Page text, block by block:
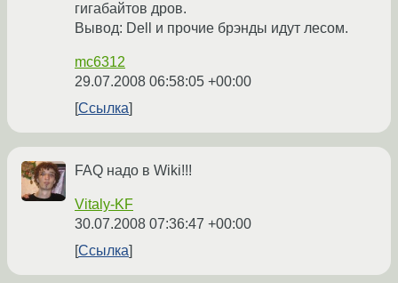
гигабайтов дров.
Вывод: Dell и прочие брэнды идут лесом.
mc6312
29.07.2008 06:58:05 +00:00
Ссылка
FAQ надо в Wiki!!!
Vitaly-KF
30.07.2008 07:36:47 +00:00
Ссылка